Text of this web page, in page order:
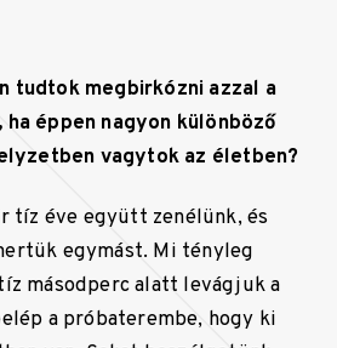
tudtok megbirkózni azzal a
éppen nagyon különböző
vagytok az életben?
tíz éve együtt zenélünk, és
egymást. Mi tényleg
másodperc alatt levágjuk a
a próbaterembe, hogy ki